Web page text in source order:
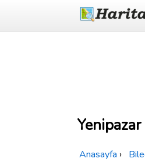
Anasayfa ›